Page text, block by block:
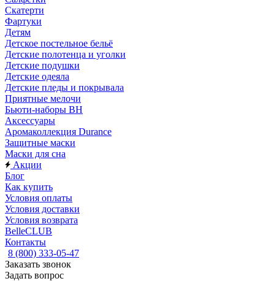
Скатерти
Фартуки
Детям
Детское постельное бельё
Детские полотенца и уголки
Детские подушки
Детские одеяла
Детские пледы и покрывала
Приятные мелочи
Бьюти-наборы ВН
Аксессуары
Аромаколлекция Durance
Защитные маски
Маски для сна
Акции
Блог
Как купить
Условия оплаты
Условия доставки
Условия возврата
BelleCLUB
Контакты
8 (800) 333-05-47
Заказать звонок
Задать вопрос